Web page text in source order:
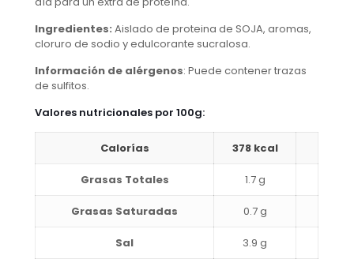
Ingredientes:Aislado de proteina de SOJA, aromas,
cloruro de sodio y edulcorante sucralosa.
Información de alérgenos: Puede contener trazas
de sulfitos.
Valores nutricionales por 100g:
Calorías 378 kcal
Grasas Totales 1.7 g
Grasas Saturadas 0.7 g
Sal 3.9 g